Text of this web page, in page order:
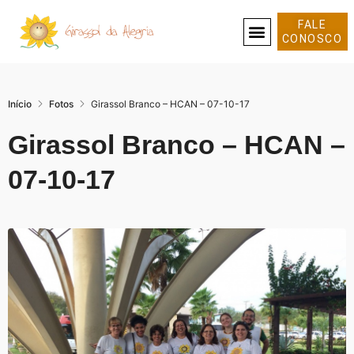
FALE
CONOSCO
Início Fotos Girassol Branco – HCAN – 07-10-17
Girassol Branco – HCAN –
07-10-17